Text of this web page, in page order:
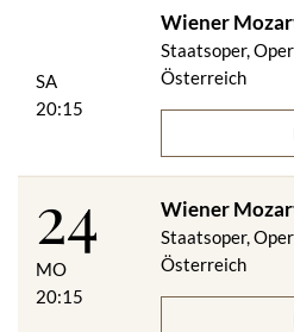
SA
20:15
Wiener
Staatsoper,
Österreich
24
MO
20:15
Wiener
Staatsoper,
Österreich